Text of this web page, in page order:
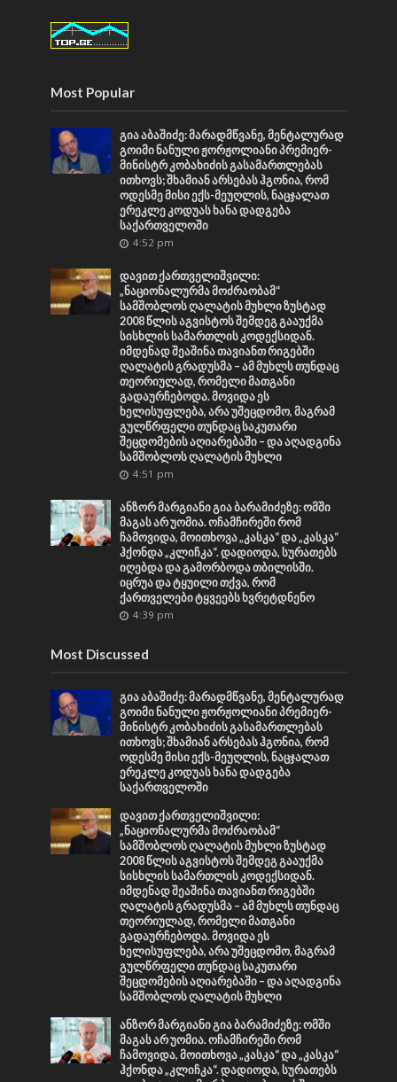
Most Popular
გია აბაშიძე: მარადმწვანე, მენტალურად
გოიმი ნანული ჟორჟოლიანი პრემიერ-
მინისტრ კობახიძის გასამართლებას
ითხოვს; შხამიან არსებას ჰგონია, რომ
ოდესმე მისი ექს-მეუღლის, ნაცჯალათ
ერეკლე კოდუას ხანა დადგება
საქართველოში
4:52 pm
დავით ქართველიშვილი:
„ნაციონალურმა მოძრაობამ“
სამშობლოს ღალატის მუხლი ზუსტად
2008 წლის აგვისტოს შემდეგ გააუქმა
სისხლის სამართლის კოდექსიდან.
იმდენად შეაშინა თავიანთ რიგებში
ღალატის გრადუსმა – ამ მუხლს თუნდაც
თეორიულად, რომელი მათგანი
გადაურჩებოდა. მოვიდა ეს
ხელისუფლება, არა უშეცდომო, მაგრამ
გულწრფელი თუნდაც საკუთარი
შეცდომების აღიარებაში – და აღადგინა
სამშობლოს ღალატის მუხლი
4:51 pm
ანზორ მარგიანი გია ბარამიძეზე: ომში
მაგას არ უომია. ოჩამჩირეში რომ
ჩამოვიდა, მოითხოვა „კასკა“ და „კასკა“
ჰქონდა „კლიჩკა“. დადიოდა, სურათებს
იღებდა და გამორბოდა თბილისში.
იცრუა და ტყუილი თქვა, რომ
ქართველები ტყვეებს ხვრეტდნენო
4:39 pm
Most Discussed
გია აბაშიძე: მარადმწვანე, მენტალურად
გოიმი ნანული ჟორჟოლიანი პრემიერ-
მინისტრ კობახიძის გასამართლებას
ითხოვს; შხამიან არსებას ჰგონია, რომ
ოდესმე მისი ექს-მეუღლის, ნაცჯალათ
ერეკლე კოდუას ხანა დადგება
საქართველოში
დავით ქართველიშვილი:
„ნაციონალურმა მოძრაობამ“
სამშობლოს ღალატის მუხლი ზუსტად
2008 წლის აგვისტოს შემდეგ გააუქმა
სისხლის სამართლის კოდექსიდან.
იმდენად შეაშინა თავიანთ რიგებში
ღალატის გრადუსმა – ამ მუხლს თუნდაც
თეორიულად, რომელი მათგანი
გადაურჩებოდა. მოვიდა ეს
ხელისუფლება, არა უშეცდომო, მაგრამ
გულწრფელი თუნდაც საკუთარი
შეცდომების აღიარებაში – და აღადგინა
სამშობლოს ღალატის მუხლი
ანზორ მარგიანი გია ბარამიძეზე: ომში
მაგას არ უომია. ოჩამჩირეში რომ
ჩამოვიდა, მოითხოვა „კასკა“ და „კასკა“
ჰქონდა „კლიჩკა“. დადიოდა, სურათებს